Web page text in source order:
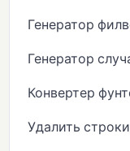
Генератор
Генератор
Конвертер
Удалить